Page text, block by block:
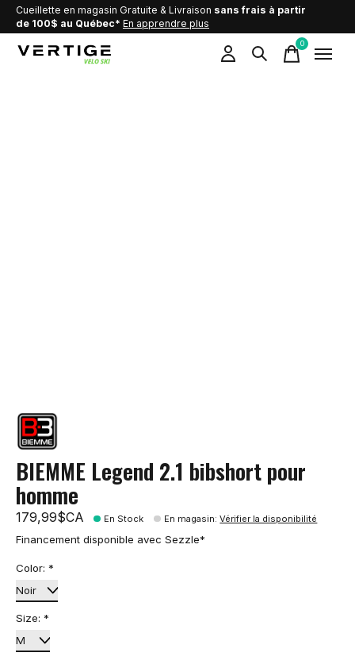
Cueillette en magasin Gratuite & Livraison sans frais à partir
de 100$ au Québec* En apprendre plus
0items
BIEMME Legend 2.1 bibshort pour
homme
179,99$CA En Stock En magasin:Vérifier la disponibilité
Financement disponible avec Sezzle*
Color: *
Size: *